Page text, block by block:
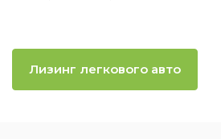
Лизинг легкового авто